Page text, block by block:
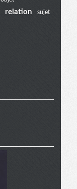
relation sujet